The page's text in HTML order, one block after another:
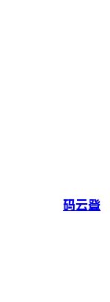
码云登